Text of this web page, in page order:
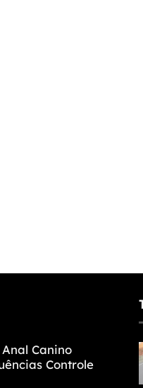
Canino
Controle